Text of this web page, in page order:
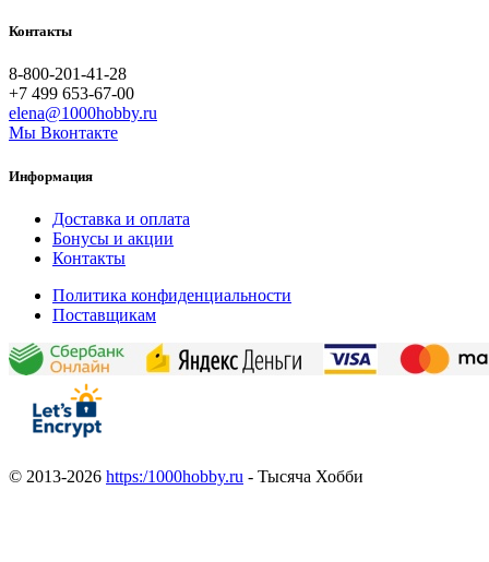
Контакты
8-800-201-41-28
+7 499 653-67-00
elena@1000hobby.ru
Мы Вконтакте
Информация
Доставка и оплата
Бонусы и акции
Контакты
Политика конфиденциальности
Поставщикам
© 2013-2026 https:/1000hobby.ru - Тысяча Хобби